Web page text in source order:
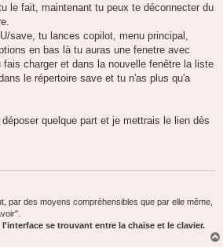
le fait, maintenant tu peux te déconnecter du
save, tu lances copilot, menu principal,
en bas là tu auras une fenetre avec
charger et dans la nouvelle fenêtre la liste
le répertoire save et tu n'as plus qu'a
quelque part et je mettrais le lien dès
par des moyens compréhensibles que par elle même,
se trouvant entre la chaise et le clavier.